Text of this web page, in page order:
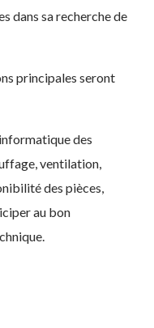
dans sa recherche de
principales seront
des
ventilation,
des pièces,
au bon